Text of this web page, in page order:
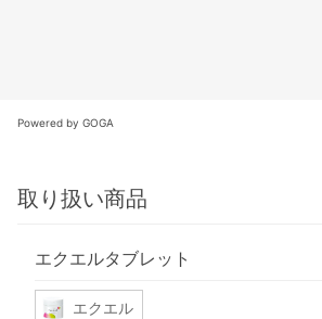
Powered by GOGA
取り扱い商品
エクエルタブレット
エクエル